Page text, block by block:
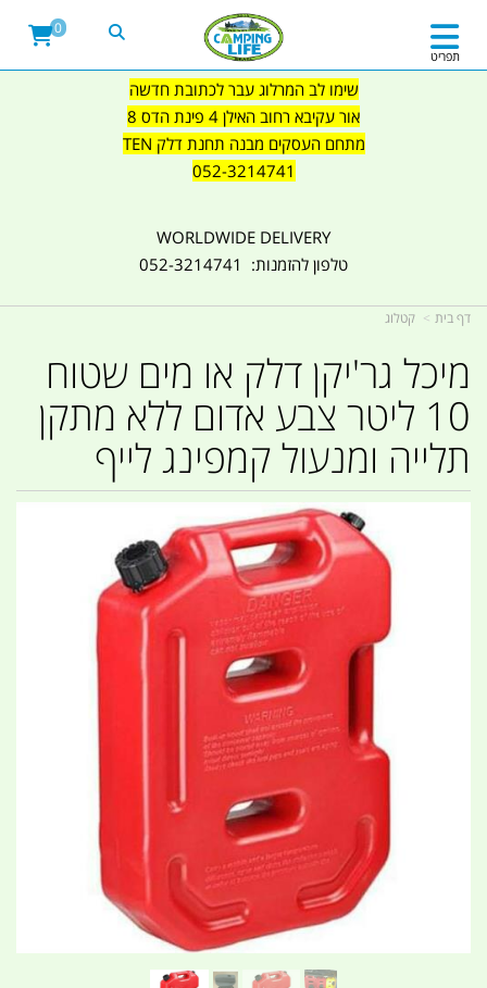
שימו לב המרלוג עבר לכתובת חדשה
אור עקיבא רחוב האילן 4 פינת הדס 8
מתחם העסקים מבנה תחנת דלק TEN
052-3214741
WORLDWIDE DELIVERY
טלפון להזמנות: 052-3214741
תפריט
0
דף בית קטלוג
מיכל גר'יקן דלק או מים שטוח
10 ליטר צבע אדום ללא מתקן
תלייה ומנעול קמפינג לייף